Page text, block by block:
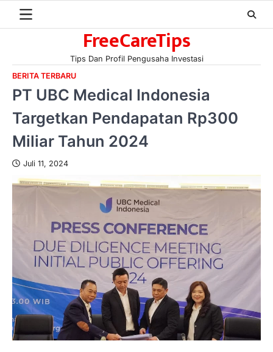
FreeCareTips
Tips Dan Profil Pengusaha Investasi
BERITA TERBARU
PT UBC Medical Indonesia
Targetkan Pendapatan Rp300
Miliar Tahun 2024
Juli 11, 2024